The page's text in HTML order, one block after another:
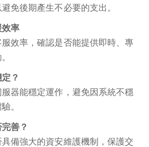
免後期產生不必要的支出。
率
效率，確認是否能提供即時、專
？
器能穩定運作，避免因系統不穩
。
善？
備強大的資安維護機制，保護交